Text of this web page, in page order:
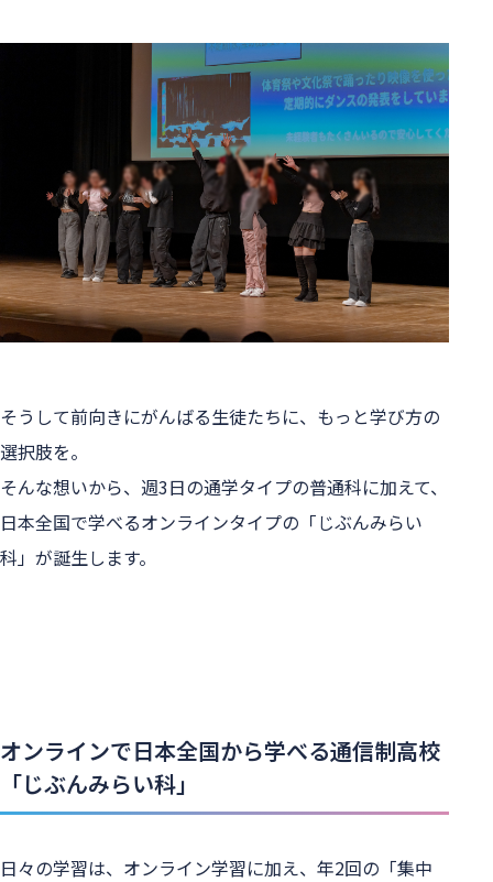
そうして前向きにがんばる生徒たちに、もっと学び方の
選択肢を。
そんな想いから、週3日の通学タイプの普通科に加えて、
日本全国で学べるオンラインタイプの「じぶんみらい
科」が誕生します。
オンラインで日本全国から学べる通信制高校
「じぶんみらい科」
日々の学習は、オンライン学習に加え、年2回の「集中